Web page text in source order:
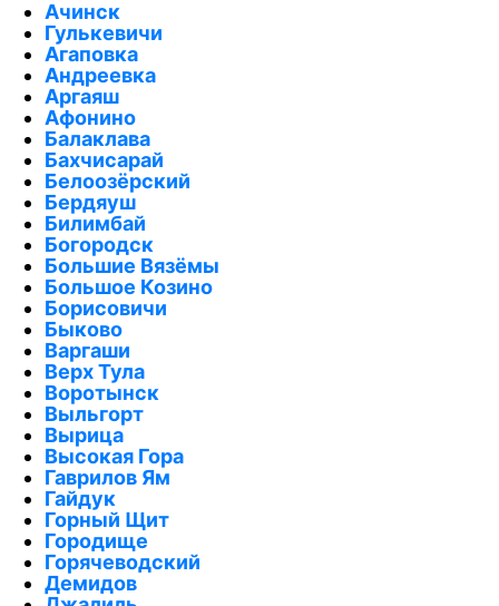
Ачинск
Гулькевичи
Агаповка
Андреевка
Аргаяш
Афонино
Балаклава
Бахчисарай
Белоозёрский
Бердяуш
Билимбай
Богородск
Большие Вязёмы
Большое Козино
Борисовичи
Быково
Варгаши
Верх Тула
Воротынск
Выльгорт
Вырица
Высокая Гора
Гаврилов Ям
Гайдук
Горный Щит
Городище
Горячеводский
Демидов